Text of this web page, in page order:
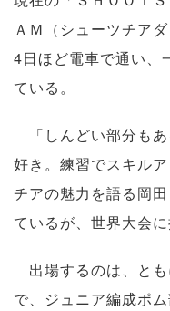
ＡＭ（シューツチア
4日ほど電車で通い、
ている。
「しんどい部分も
好き。練習でスキル
チアの魅力を語る岡
ているが、世界大会
出場するのは、と
で、ジュニア編成ポ